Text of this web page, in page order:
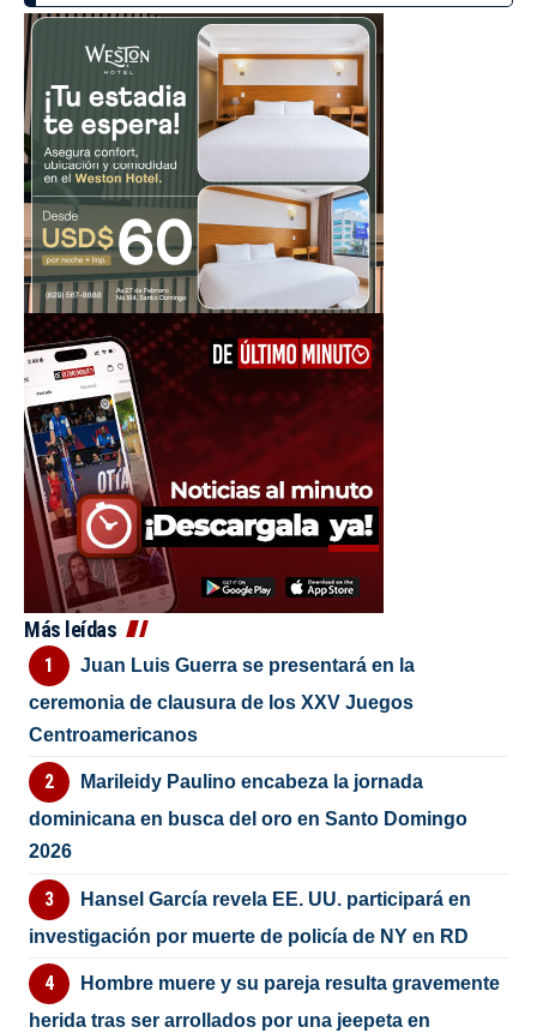
Más leídas
Juan Luis Guerra se presentará en la
ceremonia de clausura de los XXV Juegos
Centroamericanos
Marileidy Paulino encabeza la jornada
dominicana en busca del oro en Santo Domingo
2026
Hansel García revela EE. UU. participará en
investigación por muerte de policía de NY en RD
Hombre muere y su pareja resulta gravemente
herida tras ser arrollados por una jeepeta en